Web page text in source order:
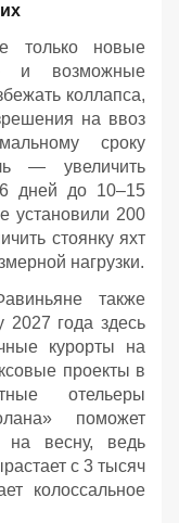
только новые
и возможные
коллапса,
на ввоз
сроку
— увеличить
дней до 10–15
установили 200
стоянку яхт
нагрузки.
также
2027 года здесь
курорты на
проекты в
отельеры
поможет
на весну, ведь
с 3 тысяч
колоссальное